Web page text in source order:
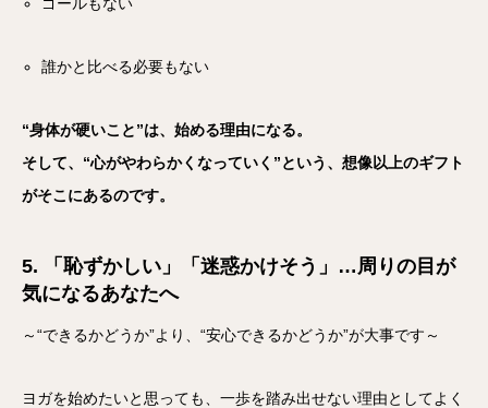
誰かと比べる必要もない
“身体が硬いこと”は、始める理由になる。
そして、“心がやわらかくなっていく”という、想像以上のギフト
がそこにあるのです。
5. 「恥ずかしい」「迷惑かけそう」…周りの目が
気になるあなたへ
～“できるかどうか”より、“安心できるかどうか”が大事です～
ヨガを始めたいと思っても、一歩を踏み出せない理由としてよく